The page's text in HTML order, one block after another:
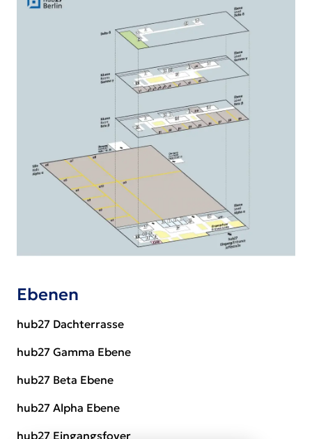
Ebenen
hub27 Dachterrasse
hub27 Gamma Ebene
hub27 Beta Ebene
hub27 Alpha Ebene
hub27 Eingangsfoyer